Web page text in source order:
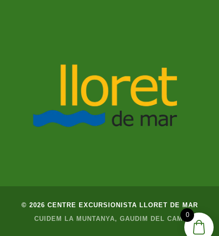
© 2026 CENTRE EXCURSIONISTA LLORET DE MAR
CUIDEM LA MUNTANYA, GAUDIM DEL CAMÍ
0